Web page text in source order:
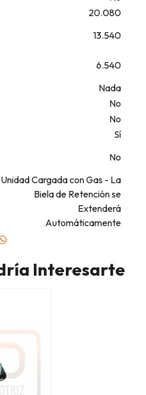
20.080
13.540
6.540
Nada
No
No
Sí
No
Unidad Cargada con Gas - La
Biela de Retención se
Extenderá
Automáticamente
Interesarte